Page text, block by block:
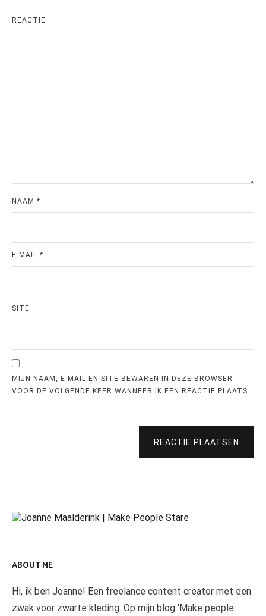
REACTIE
NAAM *
E-MAIL *
SITE
MIJN NAAM, E-MAIL EN SITE BEWAREN IN DEZE BROWSER
VOOR DE VOLGENDE KEER WANNEER IK EEN REACTIE PLAATS.
REACTIE PLAATSEN
ABOUT ME
Hi, ik ben Joanne! Een freelance content creator met een
zwak voor zwarte kleding. Op mijn blog 'Make people